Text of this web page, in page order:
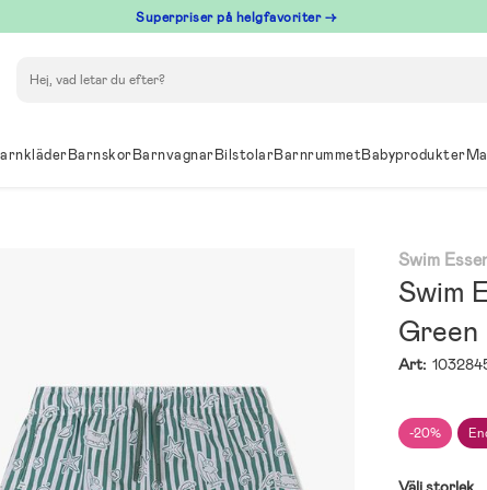
Superpriser på helgfavoriter →
BarnskorBarnvagnarBilstolarBarnrummetBabyprodukter
Swim
Swim
Green
Art:
-20%